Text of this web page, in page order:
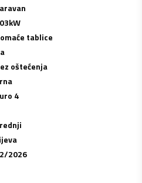
kW
tablice
oštećenja
4
2026